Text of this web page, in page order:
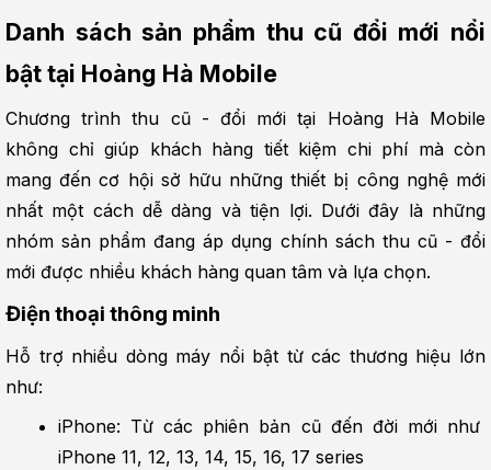
Danh sách sản phẩm thu cũ đổi mới nổi
bật tại Hoàng Hà Mobile
Chương trình thu cũ - đổi mới tại Hoàng Hà Mobile
không chỉ giúp khách hàng tiết kiệm chi phí mà còn
mang đến cơ hội sở hữu những thiết bị công nghệ mới
nhất một cách dễ dàng và tiện lợi. Dưới đây là những
nhóm sản phẩm đang áp dụng chính sách thu cũ - đổi
mới được nhiều khách hàng quan tâm và lựa chọn.
Điện thoại thông minh
Hỗ trợ nhiều dòng máy nổi bật từ các thương hiệu lớn
như:
iPhone: Từ các phiên bản cũ đến đời mới như
iPhone 11, 12, 13, 14, 15, 16, 17 series